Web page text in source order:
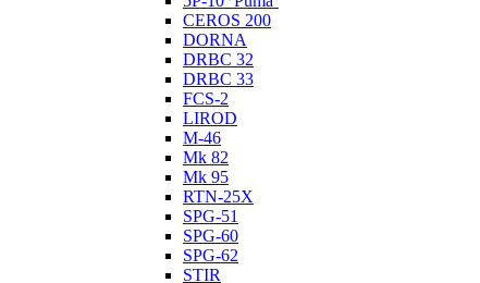
CEROS 200
DORNA
DRBC 32
DRBC 33
FCS-2
LIROD
M-46
Mk 82
Mk 95
RTN-25X
SPG-51
SPG-60
SPG-62
STIR